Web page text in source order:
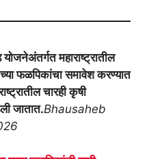
महाराष्ट्रातील
फळपिकांचा समावेश करण्यात
चारही कृषी
जातात.Bhausaheb